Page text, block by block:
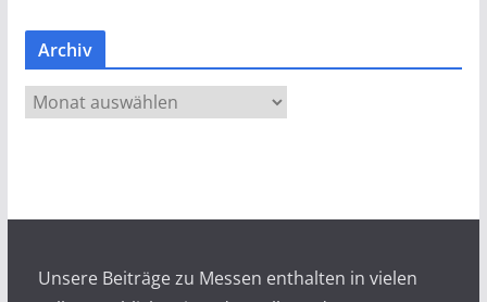
Archiv
Unsere Beiträge zu Messen enthalten in vielen